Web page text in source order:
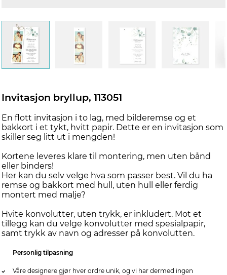
Invitasjon bryllup, 113051
En flott invitasjon i to lag, med bilderemse og et
bakkort i et tykt, hvitt papir. Dette er en invitasjon som
skiller seg litt ut i mengden!
Kortene leveres klare til montering, men uten bånd
eller binders!
Her kan du selv velge hva som passer best. Vil du ha
remse og bakkort med hull, uten hull eller ferdig
montert med malje?
Hvite konvolutter, uten trykk, er inkludert. Mot et
tillegg kan du velge konvolutter med spesialpapir,
samt trykk av navn og adresser på konvolutten.
Personlig tilpasning
Våre designere gjør hver ordre unik, og vi har dermed ingen